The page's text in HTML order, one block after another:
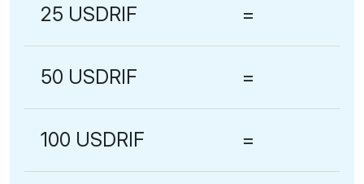
25 USDRIF =
50 USDRIF =
100 USDRIF =